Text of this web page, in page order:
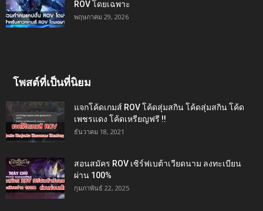
ROV โดยเฉพาะ
พฤษภาคม 29, 2026
โพสต์ที่เป็นที่นิยม
แจกโค้ดเกมส์ ROV โค้ดสุ่มสกิน โค้ดสุ่มสกิน โค้ด
เพชรแดง โค้ดเหรียญฟรี !!
ธันวาคม 18, 2021
สอนสมัคร ROV เซิร์ฟเบต้าเวียดนาม ลงทะเบียน
ผ่าน 100%
กุมภาพันธ์ 22, 2025